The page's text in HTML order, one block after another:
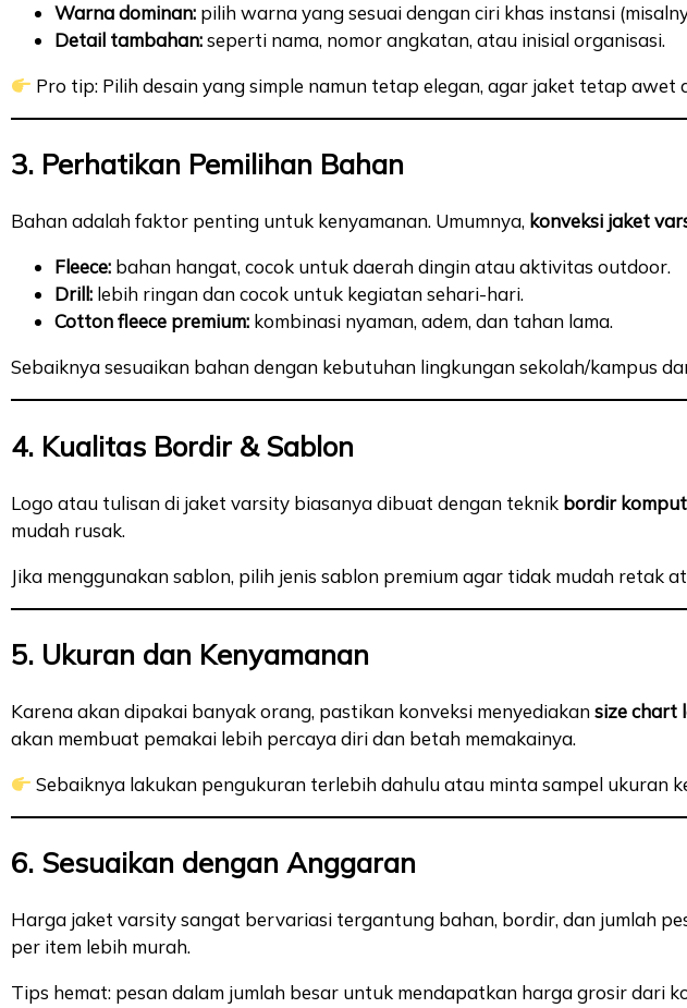
Warna dominan: pilih warna yang sesuai dengan ciri khas instansi
Detail tambahan:seperti nama, nomor angkatan, atau inisial organisasi.
Pro tip: Pilih desain yang simple namun tetap elegan, agar jaket tetap
3. Perhatikan Pemilihan Bahan
Bahan adalah faktor penting untuk kenyamanan. Umumnya, konveksi jaket
Fleece: bahan hangat, cocok untuk daerah dingin atau aktivitas outdoor.
Drill: lebih ringan dan cocok untuk kegiatan sehari-hari.
Cotton fleece premium: kombinasi nyaman, adem, dan tahan lama.
Sebaiknya sesuaikan bahan dengan kebutuhan lingkungan sekolah/kampus
4. Kualitas Bordir & Sablon
Logo atau tulisan di jaket varsity biasanya dibuat dengan teknik bordir
mudah rusak.
Jika menggunakan sablon, pilih jenis sablon premium agar tidak mudah retak
5. Ukuran dan Kenyamanan
Karena akan dipakai banyak orang, pastikan konveksi menyediakansize chart
akan membuat pemakai lebih percaya diri dan betah memakainya.
Sebaiknya lakukan pengukuran terlebih dahulu atau minta sampel ukuran
6. Sesuaikan dengan Anggaran
Harga jaket varsity sangat bervariasi tergantung bahan, bordir, dan jumlah
per item lebih murah.
Tips hemat: pesan dalam jumlah besar untuk mendapatkan harga grosir dari